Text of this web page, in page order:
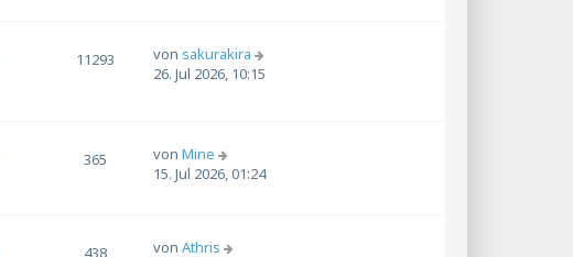
11293 von sakurakira
26. Jul 2026, 10:15
365 von Mine
15. Jul 2026, 01:24
438 von Athris